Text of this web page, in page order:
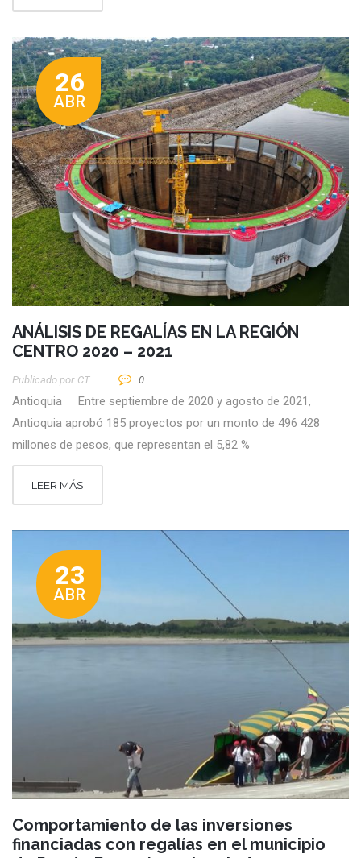
26
ABR
ANÁLISIS DE REGALÍAS EN LA REGIÓN
CENTRO 2020 – 2021
Publicado por CT 0
Antioquia Entre septiembre de 2020 y agosto de 2021,
Antioquia aprobó 185 proyectos por un monto de 496 428
millones de pesos, que representan el 5,82 %
LEER MÁS
23
ABR
Comportamiento de las inversiones
financiadas con regalías en el municipio